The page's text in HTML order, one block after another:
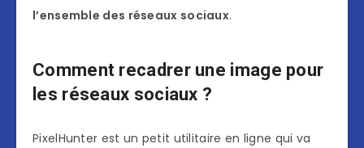
l’ensemble des réseaux sociaux.
Comment recadrer une image pour
les réseaux sociaux ?
PixelHunter est un petit utilitaire en ligne qui va